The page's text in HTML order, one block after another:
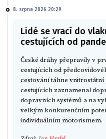
8. srpna 2026 20:29
Lidé se vrací do
cestujících od
České dráhy přepravily v
cestujících od
cestování táhne
cestujících zaznamenal
dopravních systémů a na
velkým konkurenčním
individuálním motorismem.